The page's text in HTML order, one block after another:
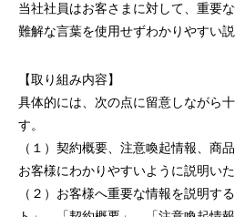
当社社員はお客さまに対して、重要
難解な言葉を使用せずわかりやすい
【取り組み内容】
具体的には、次の点に留意しながら
す。
（１）契約概要、注意喚起情報、商
お客様にわかりやすいように説明いた
（２）お客様へ重要な情報を説明す